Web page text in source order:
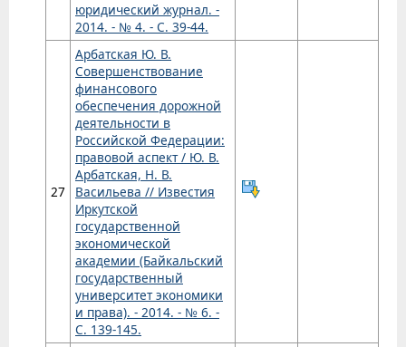
юридический журнал. -
2014. - № 4. - С. 39-44.
27
Арбатская Ю. В.
Совершенствование
финансового
обеспечения дорожной
деятельности в
Российской Федерации:
правовой аспект / Ю. В.
Арбатская, Н. В.
Васильева // Известия
Иркутской
государственной
экономической
академии (Байкальский
государственный
университет экономики
и права). - 2014. - № 6. -
С. 139-145.